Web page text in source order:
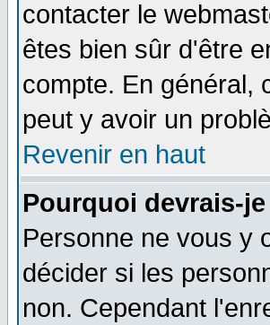
contacter le
êtes bien sûr d'être
compte. En général,
peut y avoir un
Revenir en haut
Pourquoi devrais-
Personne ne vous y
décider si les
non. Cependant